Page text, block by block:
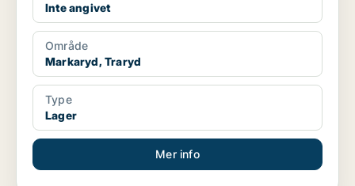
Inte angivet
Område
Markaryd, Traryd
Type
Lager
Mer info